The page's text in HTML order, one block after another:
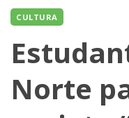
CULTURA
Norte